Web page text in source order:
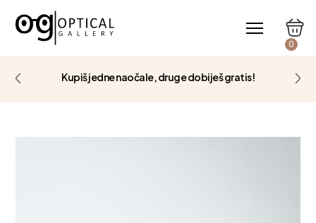
0
Kupiš jedne naočale, druge dobiješ gratis!